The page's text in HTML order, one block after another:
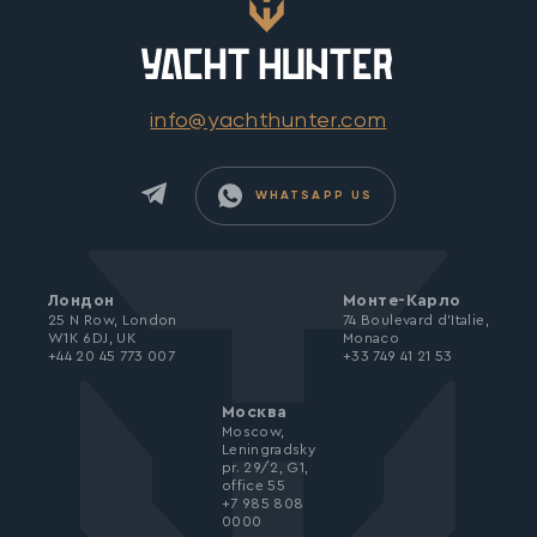
info@yachthunter.com
WHATSAPP US
Лондон
25 N Row, London
W1K 6DJ, UK
+44 20 45 773 007
Монте-Карло
74 Boulevard d’Italie,
Monaco
+33 749 41 21 53
Москва
Moscow,
Leningradsky
pr. 29/2, G1,
office 55
+7 985 808
0000